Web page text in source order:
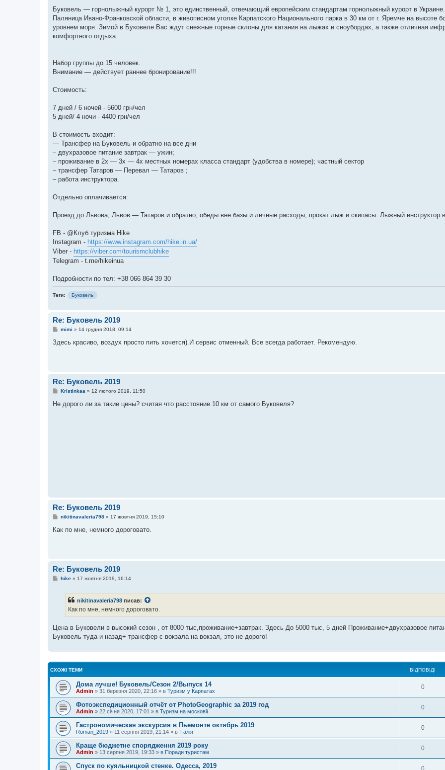
Буковель — горнолыжный курорт № 1, это единственный, отвечающий европейским стандартам горнолыжный курорт в
Паляница Ивано-Франковской области, в живописном уголке Карпатского Национального парка в 30 км от г. Яремче на высоте
уровнем моря. Зимой в Буковеле Вас ждут снежные горные склоны для катания на лыжах и сноубордах, а также отличная
комфортного отдыха.
Набор группы до 15 человек.
Внимание — действует раннее бронирование!!!
Стоимость:
7 дней / 6 ночей - 5600 грн/чел
5 дней/ 4 ночи - 4400 грн/чел
В стоимость входит:
— Трансфер на Буковель и обратно на все дни
– двухразовое питание завтрак — ужин;
– проживание в 2х — 3х — 4х местных номерах класса стандарт (удобства в номере); частный сектор
– трансфер Татаров — Перевал — Татаров ;
– работа инструктора.
Отдельно оплачивается:
Проезд до Львова, Львов — Татаров и обратно, обеды вне базы и личные расходы, прокат лыж и скипасы. Лыжный инструктор
FB - @Клуб туризма Hike
Instagram - https://www.instagram.com/hike.in.ua/
Viber - https://viber.com/tourismclubhike
Telegram - t.me/hikeinua
Подробности по тел: +38 066 864 39 30
Теги: Буковель
Re: Буковель 2019
П
в
н
н
я
mimi » 14 грудня 2018, 09:14
Здесь красиво, воздух просто пить хочется).И сервис отменный. Все всегда работает. Рекомендую.
Re: Буковель 2019
П
в
Kristinkaa » 12 лютого 2019, 11:50
Не дорого ли за такие цены? считая что расстояние 10 км от самого Буковеля?
Re: Буковель 2019
П
в
н
н
я
nikitinavaleria798» 17 жовтня 2019, 15:10
Как по мне, немного дороговато.
Re: Буковель 2019
П
е
н
н
hike» 17 жовтня 2019, 16:14
nikitinavaleria798 писав:
Как по мне, немного дороговато.
Цена в Буковели в высокий сезон , от 8000 тыс,проживание+завтрак. Здесь До 5000 тыс, 5 дней Проживание+двухразовое
Буковель туда и назад+ трансфер с вокзала на вокзал, это не дорого!
СХОЖІ ТЕМИ ВІДПОВІДІ
Дома лучше! Буковель/Сезон 2/Выпуск 14
Admin » 31 березня 2020, 22:16 » в Туризм у Карпатах
0
Фотоэкспедиционный отчёт от PhotoGeographic за 2019 год
Admin » 22 січня 2020, 17:01 » в Туризм на московії
0
Гастрономическая экскурсия в Пьемонте октябрь 2019
Roman_2019 » 11 серпня 2019, 21:14 » в Італія
0
Краще бюджетне спорядження 2019 року
Admin » 13 серпня 2019, 19:33 » в Поради туристам
0
Спуск по куяльницкой стенке. Одесса, 2019 0